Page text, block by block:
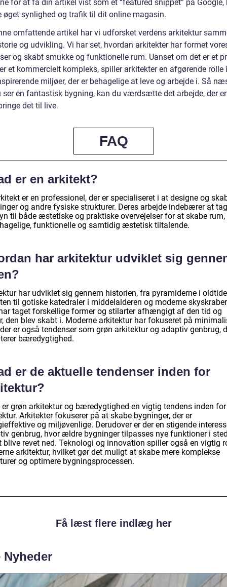
for at få din artikel vist som et “featured snippet” på Google,
øget synlighed og trafik til dit online magasin.
omfattende artikel har vi udforsket verdens arkitektur
og udvikling. Vi har set, hvordan arkitekter har formet
og skabt smukke og funktionelle rum. Uanset om det er et
et kommercielt kompleks, spiller arkitekter en afgørende rolle
miljøer, der er behagelige at leve og arbejde i. Så
ser en fantastisk bygning, kan du værdsætte det arbejde, der
det til live.
FAQ
er en arkitekt?
er en professionel, der er specialiseret i at designe og
og andre fysiske strukturer. Deres arbejde indebærer at
til både æstetiske og praktiske overvejelser for at skabe rum,
funktionelle og samtidig æstetisk tiltalende.
har arkitektur udviklet sig
har udviklet sig gennem historien, fra pyramiderne i
til gotiske katedraler i middelalderen og moderne
taget forskellige former og stilarter afhængigt af den tid og
den blev skabt i. Moderne arkitektur har fokuseret på
er også tendenser som grøn arkitektur og adaptiv genbrug,
bæredygtighed.
er de aktuelle tendenser inden for
er grøn arkitektur og bæredygtighed en vigtig tendens inden for
Arkitekter fokuserer på at skabe bygninger, der er
og miljøvenlige. Derudover er der en stigende
genbrug, hvor ældre bygninger tilpasses nye funktioner i
blive revet ned. Teknologi og innovation spiller også en vigtig
arkitektur, hvilket gør det muligt at skabe mere komplekse
og optimere bygningsprocessen.
Få læst flere indlæg her
Nyheder